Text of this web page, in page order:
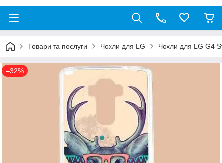
Товари та послуги Чохли для LG Чохли для LG G4
–32%